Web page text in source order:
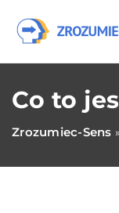
Co to
Zrozumiec-Sens »